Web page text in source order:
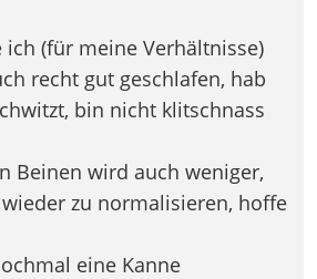
ich (für meine Verhältnisse)
recht gut geschlafen, hab
bin nicht klitschnass
Beinen wird auch weniger,
zu normalisieren, hoffe
eine Kanne